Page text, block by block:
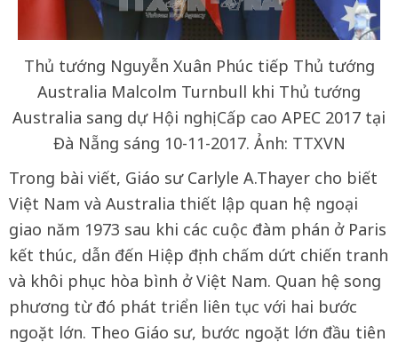
Thủ tướng Nguyễn Xuân Phúc tiếp Thủ tướng
Australia Malcolm Turnbull khi Thủ tướng
Australia sang dự Hội nghị Cấp cao APEC 2017 tại
Đà Nẵng sáng 10-11-2017. Ảnh: TTXVN
Trong bài viết, Giáo sư Carlyle A.Thayer cho biết
Việt Nam và Australia thiết lập quan hệ ngoại
giao năm 1973 sau khi các cuộc đàm phán ở Paris
kết thúc, dẫn đến Hiệp định chấm dứt chiến tranh
và khôi phục hòa bình ở Việt Nam. Quan hệ song
phương từ đó phát triển liên tục với hai bước
ngoặt lớn. Theo Giáo sư, bước ngoặt lớn đầu tiên